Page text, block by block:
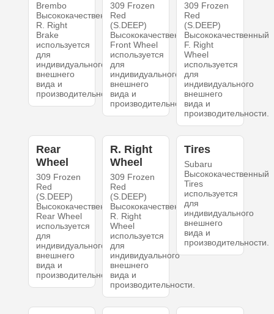
Brembo
Высококачественный
R. Right
Brake
используется
для
индивидуального
внешнего
вида и
производительности.
309 Frozen
Red
(S.DEEP)
Высококачественный
Front Wheel
используется
для
индивидуального
внешнего
вида и
производительности.
309 Frozen
Red
(S.DEEP)
Высококачественный
F. Right
Wheel
используется
для
индивидуального
внешнего
вида и
производительности.
Rear
Wheel
309 Frozen
Red
(S.DEEP)
Высококачественный
Rear Wheel
используется
для
индивидуального
внешнего
вида и
производительности.
R. Right
Wheel
309 Frozen
Red
(S.DEEP)
Высококачественный
R. Right
Wheel
используется
для
индивидуального
внешнего
вида и
производительности.
Tires
Subaru
Высококачественный
Tires
используется
для
индивидуального
внешнего
вида и
производительности.